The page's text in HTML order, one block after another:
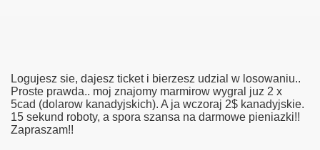
Logujesz sie, dajesz ticket i bierzesz udzial w losowaniu..
Proste prawda.. moj znajomy marmirow wygral juz 2 x
5cad (dolarow kanadyjskich). A ja wczoraj 2$ kanadyjskie.
15 sekund roboty, a spora szansa na darmowe pieniazki!!
Zapraszam!!